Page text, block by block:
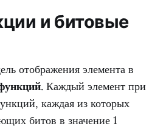
и битовые
отображения элемента в
. Каждый элемент при
каждая из которых
битов в значение 1